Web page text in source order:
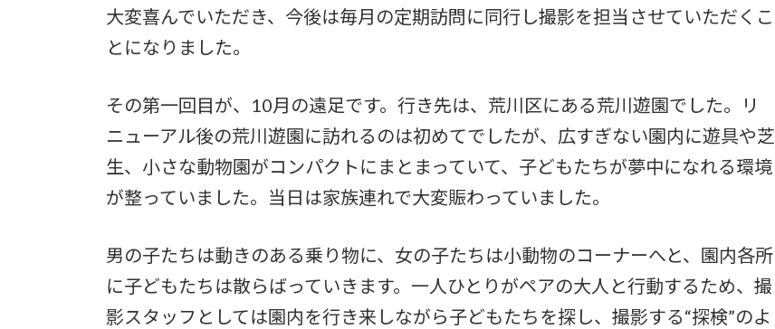
大変喜んでいただき、今後は毎月の定期訪問に同行し撮影を担当させていただくこ
とになりました。
その第一回目が、10月の遠足です。行き先は、荒川区にある荒川遊園でした。リ
ニューアル後の荒川遊園に訪れるのは初めてでしたが、広すぎない園内に遊具や芝
生、小さな動物園がコンパクトにまとまっていて、子どもたちが夢中になれる環境
が整っていました。当日は家族連れで大変賑わっていました。
男の子たちは動きのある乗り物に、女の子たちは小動物のコーナーへと、園内各所
に子どもたちは散らばっていきます。一人ひとりがペアの大人と行動するため、撮
影スタッフとしては園内を行き来しながら子どもたちを探し、撮影する“探検”のよ